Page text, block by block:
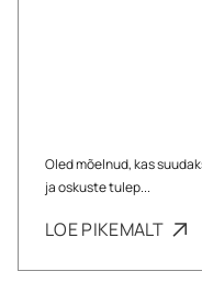
Oled mõelnud, kas
ja oskuste tulep...
LOE PIKEMALT